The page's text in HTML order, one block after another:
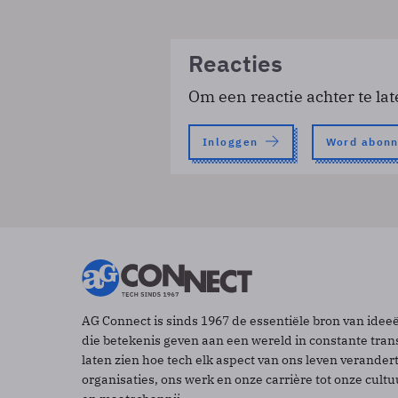
Reacties
Om een reactie achter te
Inloggen Word
AG Connect is sinds 1967 de essentiële bron van
die betekenis geven aan een wereld in constante
laten zien hoe tech elk aspect van ons leven
organisaties, ons werk en onze carrière tot onze